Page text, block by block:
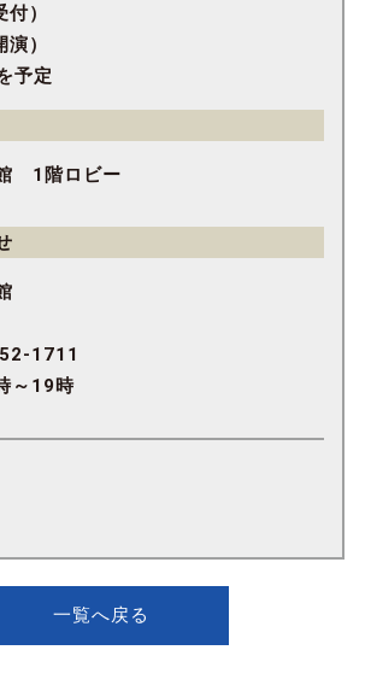
）
）
予定
1階ロビー
1711
～19時
一覧へ戻る